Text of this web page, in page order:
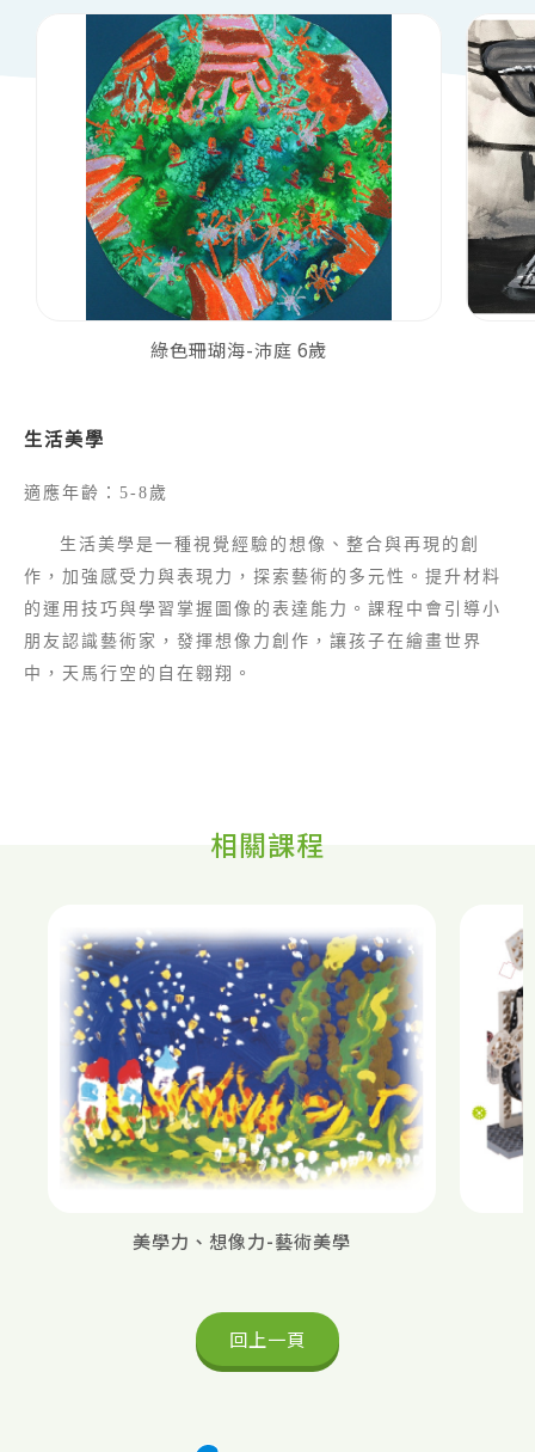
綠色珊瑚海-沛庭 6歲
生活美學
適應年齡： 5-8 歲
生活美學是一種視覺經驗的想像、整合與再現的創
作，加強感受力與表現力，探索藝術的多元性。提升材料
的運用技巧與學習掌握圖像的表達能力。課程中會引導小
朋友認識藝術家，發揮想像力創作，讓孩子在繪畫世界
中，天馬行空的自在翱翔。
相關課程
美學力、想像力-藝術美學
回上一頁